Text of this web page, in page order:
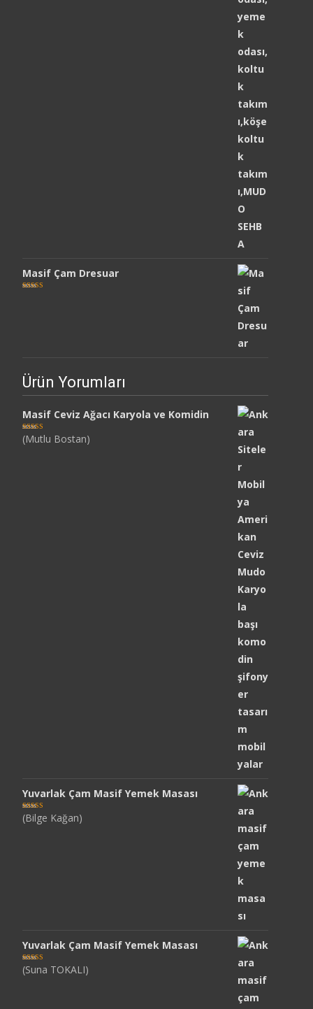
Masif Çam Dresuar
Ürün Yorumları
Masif Ceviz Ağacı Karyola ve Komidin
5 üzerinden5
oy aldı
(Mutlu Bostan)
Yuvarlak Çam Masif Yemek Masası
5 üzerinden5
oy aldı
(Bilge Kağan)
Yuvarlak Çam Masif Yemek Masası
5 üzerinden5
oy aldı
(Suna TOKALI)